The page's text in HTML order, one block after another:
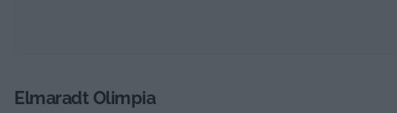
Elmaradt Olimpia